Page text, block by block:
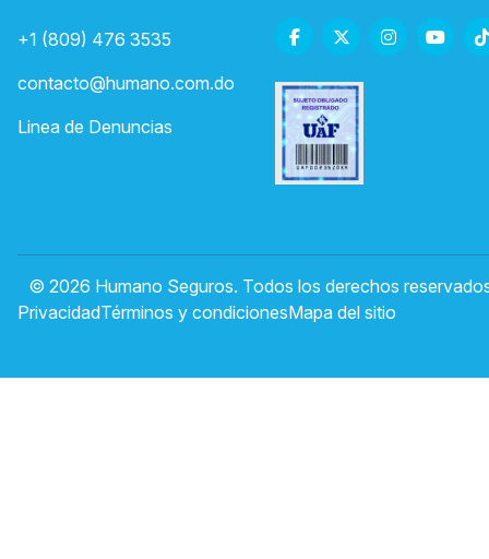
+1 (809) 476 3535
contacto@humano.com.do
Linea de Denuncias
© 2026 Humano Seguros. Todos los derechos
PrivacidadTérminos y condicionesMapa del sitio